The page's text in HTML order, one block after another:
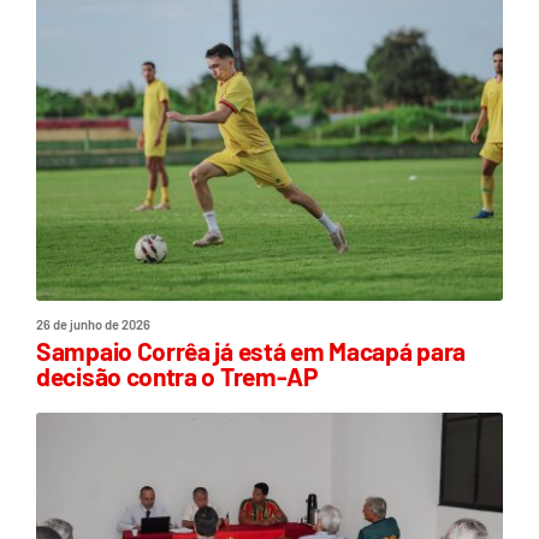
26 de junho de 2026
Sampaio Corrêa já está em Macapá para
decisão contra o Trem-AP